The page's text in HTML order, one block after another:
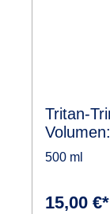
Tritan-
500 ml
15,00 €*